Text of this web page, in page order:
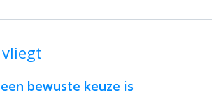
bewuste keuze is